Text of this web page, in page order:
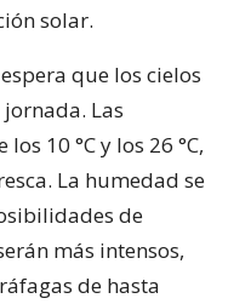
solar.
que los cielos
Las
10 °C y los 26 °C,
La humedad se
de
más intensos,
de hasta